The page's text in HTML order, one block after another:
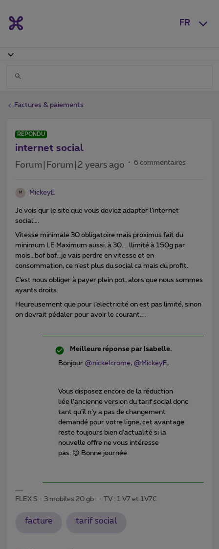
FR
Factures & paiements
RÉPONDU
internet social
Forum|Forum|2 years ago 6 commentaires
M MickeyE
Je vois qur le site que vous deviez adapter l’internet
social….
Vitesse minimale 30 obligatoire mais proximus fait du
minimum LE Maximum aussi. à 30…. llimité à 150g par
mois...bof bof...je vais perdre en vitesse et en
consommation, ce n’est plus du social ca mais du profit.
C’est nous obliger à payer plein pot, alors que nous sommes
ayants droits.
Heureusement que pour l’electricité on est pas limité, sinon
on devrait pédaler pour avoir le courant….
Meilleure réponse par Isabelle.
Bonjour @nickelcrome, @MickeyE,
Vous disposez encore de la réduction
liée l’ancienne version du tarif social donc
tant qu’il n’y a pas de changement
demandé pour votre ligne, cet avantage
reste toujours bien d’actualité si la
nouvelle offre ne vous intéresse
pas. 😉 Bonne journée.
FLEX S - 3 mobiles 20 gb- - TV : 1 V7 et 1V7C
facture tarif social